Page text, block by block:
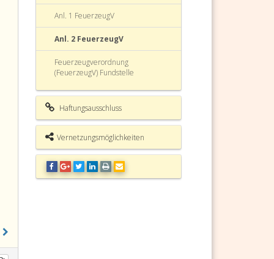
Anl. 1 FeuerzeugV
Anl. 2 FeuerzeugV
Feuerzeugverordnung
(FeuerzeugV) Fundstelle
Haftungsausschluss
Vernetzungsmöglichkeiten